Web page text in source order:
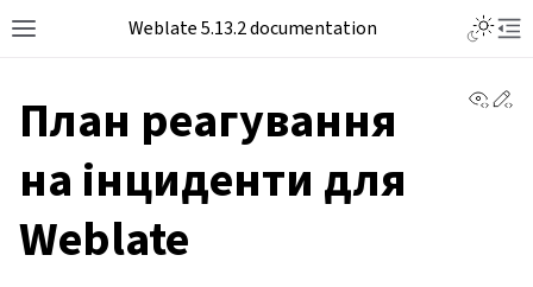
Toggle site navigation sidebar
Weblate 5.13.2 documentation
План реагування
на інциденти для
Weblate